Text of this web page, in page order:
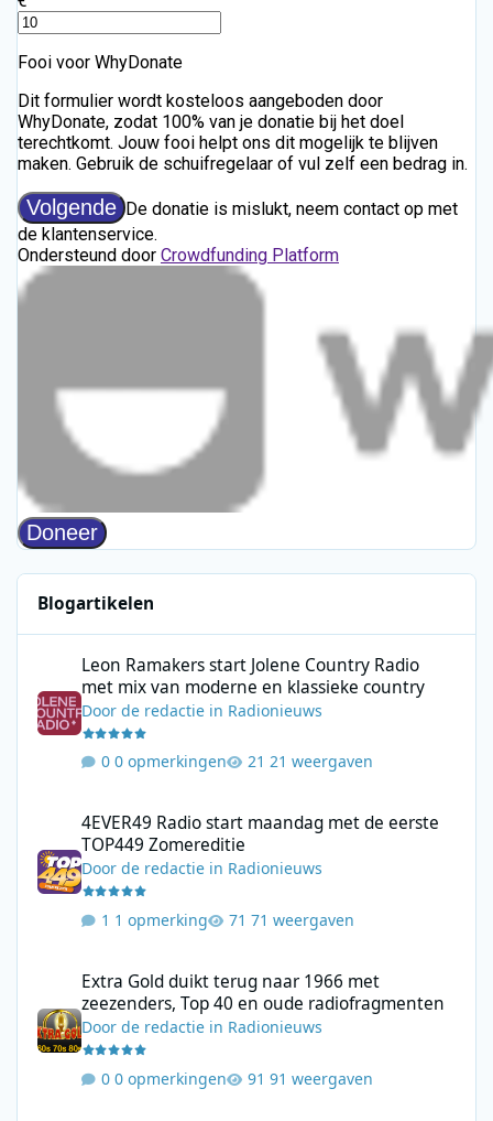
Blogartikelen
Leon Ramakers start Jolene Country Radio
met mix van moderne en klassieke country
Doorde redactie in Radionieuws
0 opmerkingen 21 weergaven
4EVER49 Radio start maandag met de eerste
TOP449 Zomereditie
Doorde redactie in Radionieuws
1 opmerking 71 weergaven
Extra Gold duikt terug naar 1966 met
zeezenders, Top 40 en oude radiofragmenten
Doorde redactie in Radionieuws
0 opmerkingen 91 weergaven